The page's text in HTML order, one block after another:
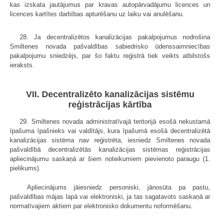
kas izskata jautājumus par kravas autopārvadājumu licences un
licences kartītes darbības apturēšanu uz laiku vai anulēšanu.
28. Ja decentralizētos kanalizācijas pakalpojumus nodrošina
Smiltenes novada pašvaldības sabiedrisko ūdenssaimniecības
pakalpojumu sniedzējs, par šo faktu reģistrā tiek veikts atbilstošs
ieraksts.
VII. Decentralizēto kanalizācijas sistēmu
reģistrācijas kārtība
29. Smiltenes novada administratīvajā teritorijā esošā nekustamā
īpašuma īpašnieks vai valdītājs, kura īpašumā esošā decentralizētā
kanalizācijas sistēma nav reģistrēta, iesniedz Smiltenes novada
pašvaldībā decentralizētās kanalizācijas sistēmas reģistrācijas
apliecinājumu saskaņā ar šiem noteikumiem pievienoto paraugu (1.
pielikums).
Apliecinājums jāiesniedz personiski, jānosūta pa pastu,
pašvaldības mājas lapā vai elektroniski, ja tas sagatavots saskaņā ar
normatīvajiem aktiem par elektronisko dokumentu noformēšanu.